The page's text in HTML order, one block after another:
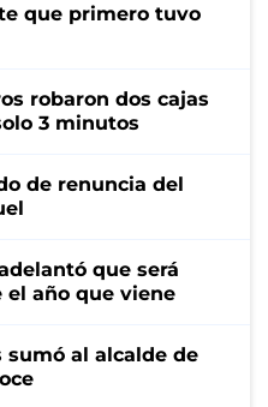
que primero tuvo
robaron dos cajas
3 minutos
de renuncia del
que será
año que viene
al alcalde de